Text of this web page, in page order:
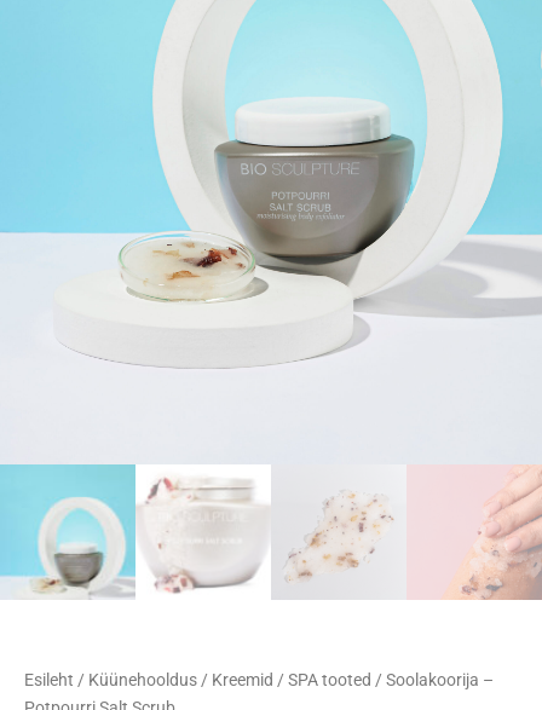
Esileht / Küünehooldus / Kreemid / SPA tooted / Soolakoorija –